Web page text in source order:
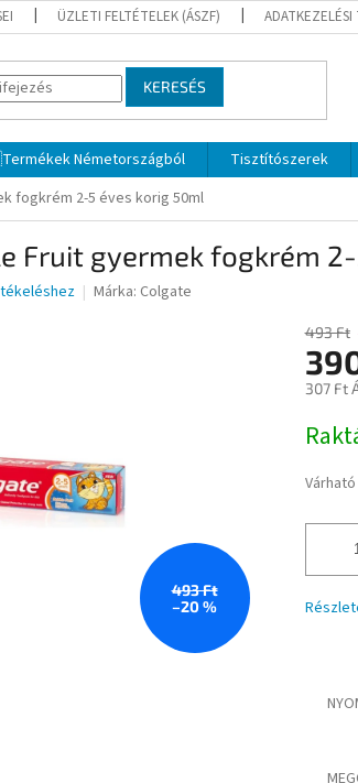
ÜZLETI FELTÉTELEK (ÁSZF) ADATKEZELÉSI
KERESÉS
Németországból Tisztítószerek
fogkrém 2-5 éves korig 50ml
Fruit gyermek fogkrém
Márka: Colgate
493 Ft
–20 %
493 Ft
307 Ft